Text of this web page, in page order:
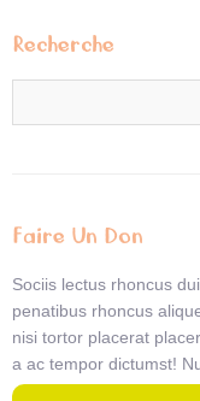
Recherche
Faire Un Don
Sociis lectus rhoncus
penatibus rhoncus
nisi tortor placerat
a ac tempor dictumst!